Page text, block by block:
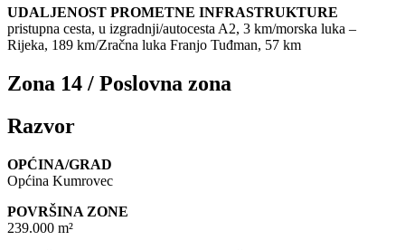
UDALJENOST PROMETNE INFRASTRUKTURE
pristupna cesta, u izgradnji/autocesta A2, 3 km/morska luka –
Rijeka, 189 km/Zračna luka Franjo Tuđman, 57 km
Zona 14 / Poslovna zona
Razvor
OPĆINA/GRAD
Općina Kumrovec
POVRŠINA ZONE
239.000 m²